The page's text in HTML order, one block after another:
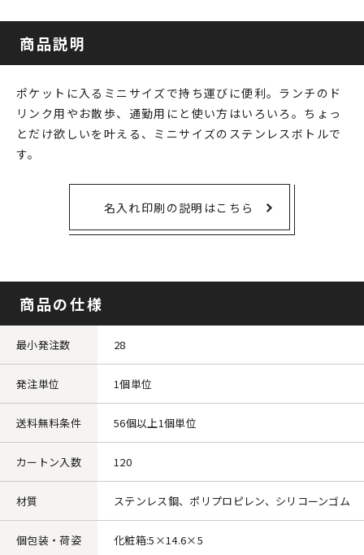
商品説明
ポケットに入るミニサイズで持ち運びに便利。ランチのド
リンク用やお散歩、通勤用にと使い方はいろいろ。ちょっ
とだけ欲しいを叶える、ミニサイズのステンレスボトルで
す。
名入れ印刷の説明はこちら
商品の仕様
最小発注数 28
発注単位 1個単位
送料無料条件 56個以上1個単位
カートン入数 120
材質 ステンレス鋼、ポリプロピレン、シリコーンゴム
個包装・荷姿 化粧箱:5×14.6×5